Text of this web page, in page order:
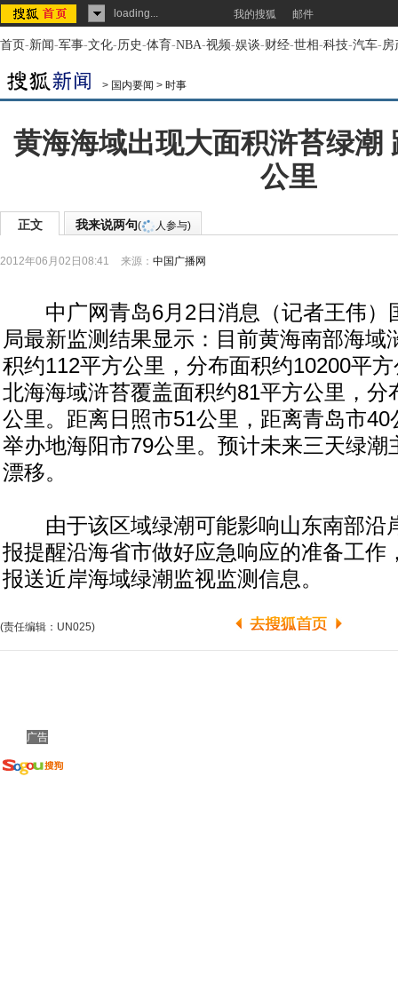
loading... 我的搜狐 邮件
首页-新闻-军事-文化-历史-体育-NBA-视频-娱谈-财经-世相-科技-汽车-房
> 国内要闻 > 时事
黄海海域出现大面积浒苔绿潮
公里
正文 我来说两句( 人参与)
2012年06月02日08:41 来源： 中国广播网
中广网青岛6月2日消息（记者王伟）
局最新监测结果显示：目前黄海南部海域
积约112平方公里，分布面积约10200平
北海海域浒苔覆盖面积约81平方公里，分
公里。距离日照市51公里，距离青岛市
举办地海阳市79公里。预计未来三天绿潮
漂移。
由于该区域绿潮可能影响山东南部沿
报提醒沿海省市做好应急响应的准备工作
报送近岸海域绿潮监视监测信息。
(责任编辑：UN025)
广告